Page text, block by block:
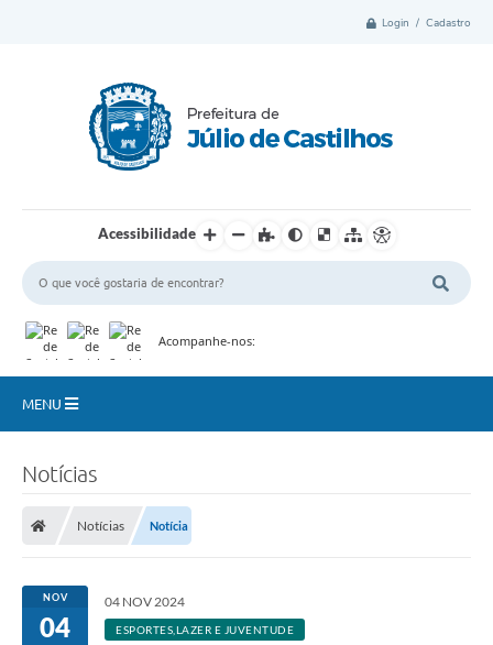
Login / Cadastro
Acessibilidade
Acompanhe-nos:
MENU
e-sic
Editais e Publicações
Notícias
Notícias Notícia
NOV
04
04 NOV 2024
ESPORTES,LAZER E JUVENTUDE